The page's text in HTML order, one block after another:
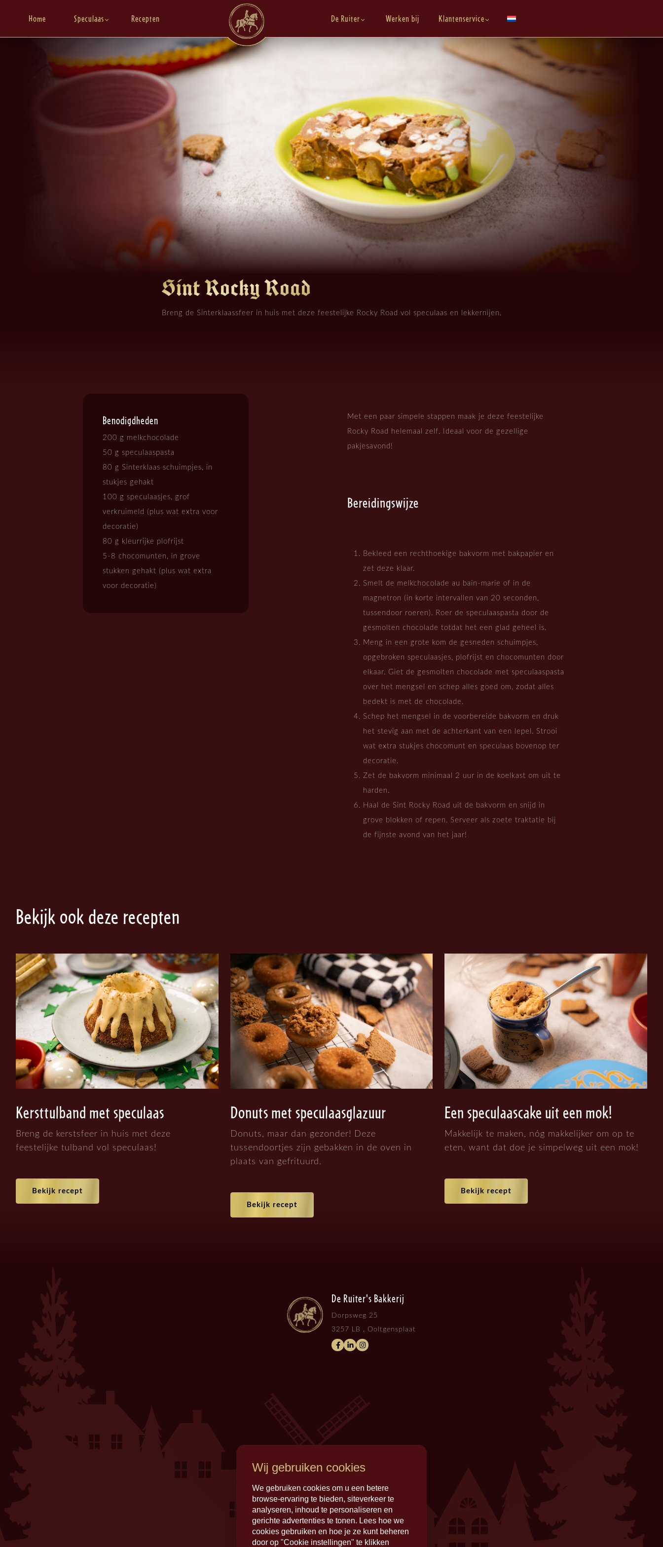
Home Speculaas Recepten De Ruiter Werken bij Klantenservice
Sint Rocky Road
Breng de Sinterklaassfeer in huis met deze feestelijke Rocky Road vol speculaas en lekkernijen.
Benodigdheden
200 g melkchocolade
50 g speculaaspasta
80 g Sinterklaas schuimpjes, in
stukjes gehakt
100 g speculaasjes, grof
verkruimeld (plus wat extra voor
decoratie)
80 g kleurrijke plofrijst
5-8 chocomunten, in grove
stukken gehakt (plus wat extra
voor decoratie)
Met een paar simpele stappen maak je deze feestelijke
Rocky Road helemaal zelf. Ideaal voor de gezellige
pakjesavond!
Bereidingswijze
Bekleed een rechthoekige bakvorm met bakpapier en
zet deze klaar.
Smelt de melkchocolade au bain-marie of in de
magnetron (in korte intervallen van 20 seconden,
tussendoor roeren). Roer de speculaaspasta door de
gesmolten chocolade totdat het een glad geheel is.
Meng in een grote kom de gesneden schuimpjes,
opgebroken speculaasjes, plofrijst en chocomunten door
elkaar. Giet de gesmolten chocolade met speculaaspasta
over het mengsel en schep alles goed om, zodat alles
bedekt is met de chocolade.
Schep het mengsel in de voorbereide bakvorm en druk
het stevig aan met de achterkant van een lepel. Strooi
wat extra stukjes chocomunt en speculaas bovenop ter
decoratie.
Zet de bakvorm minimaal 2 uur in de koelkast om uit te
harden.
Haal de Sint Rocky Road uit de bakvorm en snijd in
grove blokken of repen. Serveer als zoete traktatie bij
de fijnste avond van het jaar!
Bekijk ook deze recepten
Kersttulband met speculaas
Breng de kerstsfeer in huis met deze
feestelijke tulband vol speculaas!
Bekijk recept
Donuts met speculaasglazuur
Donuts, maar dan gezonder! Deze
tussendoortjes zijn gebakken in de oven in
plaats van gefrituurd.
Bekijk recept
Een speculaascake uit een mok!
Makkelijk te maken, nóg makkelijker om op te
eten, want dat doe je simpelweg uit een mok!
Bekijk recept
De Ruiter's Bakkerij
Dorpsweg 25
3257 LB , Ooltgensplaat
Wij gebruiken cookies
We gebruiken cookies om u een betere
browse-ervaring te bieden, siteverkeer te
analyseren, inhoud te personaliseren en
gerichte advertenties te tonen. Lees hoe we
cookies gebruiken en hoe je ze kunt beheren
door op "Cookie instellingen" te klikken